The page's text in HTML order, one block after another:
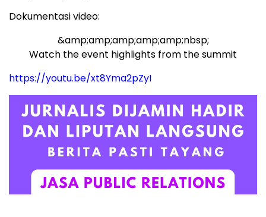
Dokumentasi video:
&amp;amp;amp;amp;amp;nbsp;
Watch the event highlights from the summit
https://youtu.be/xt8Yma2pZyI